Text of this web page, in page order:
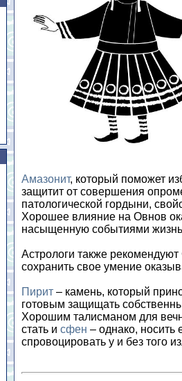
Амазонит, который поможет
защитит от совершения
патологической гордыни,
Хорошее влияние на Овнов
насыщенную событиями
Астрологи также
сохранить свое умение
Пирит – камень, который
готовым защищать
Хорошим талисманом для
стать и сфен – однако, носить
спровоцировать у и без того